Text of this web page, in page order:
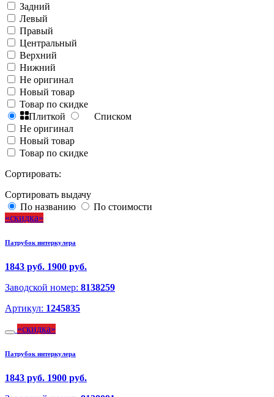
Задний
Левый
Правый
Центральный
Верхний
Нижний
Не оригинал
Новый товар
Товар по скидке
Плиткой
Списком
Не оригинал
Новый товар
Товар по скидке
Сортировать:
Сортировать выдачу
По названию
По стоимости
скидка
Патрубок интеркулера
1843 руб. 1900 руб.
Заводской номер: 8138259
Артикул: 1245835
скидка
Патрубок интеркулера
1843 руб. 1900 руб.